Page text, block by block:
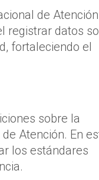
de Atención
registrar datos
fortaleciendo el
sobre la
Atención. En
los estándares